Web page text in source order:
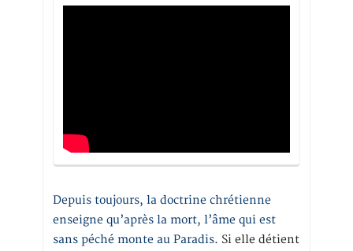
Depuis toujours, la doctrine chrétienne
enseigne qu’après la mort, l’âme qui est
sans péché monte au Paradis. Si elle détient